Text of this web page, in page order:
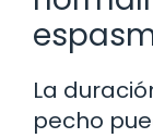
La
pecho